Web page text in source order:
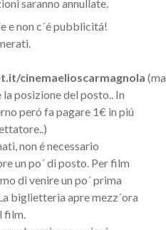
saranno annullate.
e non c´é pubblicitá!
cinemaelioscarmagnola (ma
posizione del posto.. In
peró fa pagare 1€ in piú
non é necessario
un po´ di posto. Per film
di venire un po´ prima
biglietteria apre mezz´ora
film.